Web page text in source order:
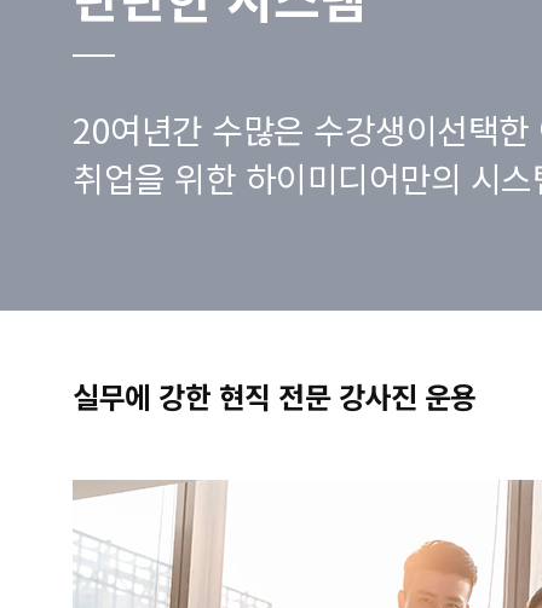
20여년간 수많은 수강생이선택한
취업을 위한 하이미디어만의 시
실무에 강한 현직 전문 강사진 운용